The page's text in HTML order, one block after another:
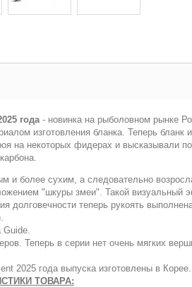
года- новинка на рыболовном рынке
изготовления бланка. Теперь
на некоторых фидерах и
и более сухим, а следовательно
"шкуры змеи". Такой визуальный
долговечности теперь рукоять
Guide.
Теперь в серии нет очень мягких
2025 года выпуска изготовлены в Корее.
ТОВАРА: